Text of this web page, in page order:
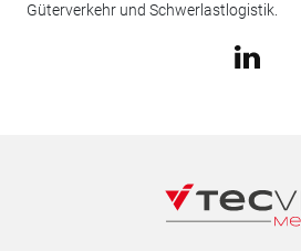
Güterverkehr und Schwerlastlogistik.